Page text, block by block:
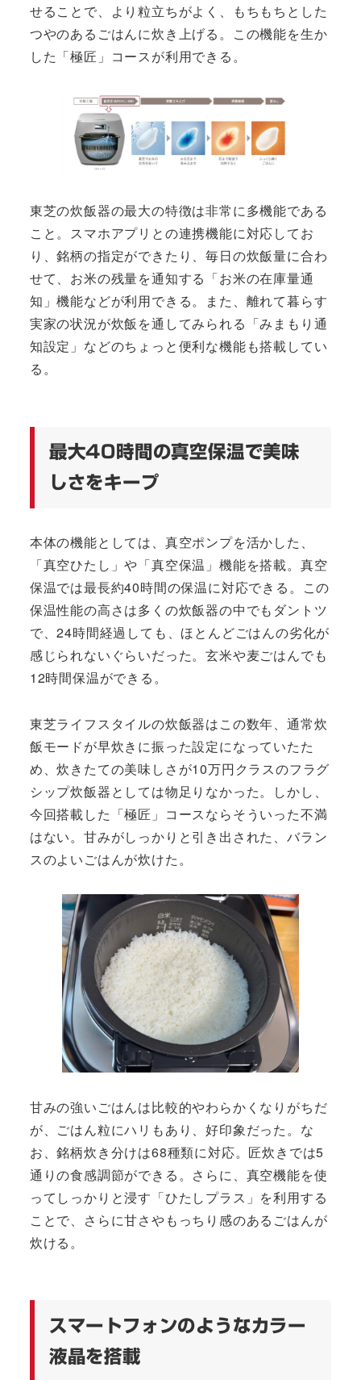
せることで、より粒立ちがよく、もちもちとした
つやのあるごはんに炊き上げる。この機能を生か
した「極匠」コースが利用できる。
東芝の炊飯器の最大の特徴は非常に多機能である
こと。スマホアプリとの連携機能に対応してお
り、銘柄の指定ができたり、毎日の炊飯量に合わ
せて、お米の残量を通知する「お米の在庫量通
知」機能などが利用できる。また、離れて暮らす
実家の状況が炊飯を通してみられる「みまもり通
知設定」などのちょっと便利な機能も搭載してい
る。
最大40時間の真空保温で美味
しさをキープ
本体の機能としては、真空ポンプを活かした、
「真空ひたし」や「真空保温」機能を搭載。真空
保温では最長約40時間の保温に対応できる。この
保温性能の高さは多くの炊飯器の中でもダントツ
で、24時間経過しても、ほとんどごはんの劣化が
感じられないぐらいだった。玄米や麦ごはんでも
12時間保温ができる。
東芝ライフスタイルの炊飯器はこの数年、通常炊
飯モードが早炊きに振った設定になっていたた
め、炊きたての美味しさが10万円クラスのフラグ
シップ炊飯器としては物足りなかった。しかし、
今回搭載した「極匠」コースならそういった不満
はない。甘みがしっかりと引き出された、バラン
スのよいごはんが炊けた。
甘みの強いごはんは比較的やわらかくなりがちだ
が、ごはん粒にハリもあり、好印象だった。な
お、銘柄炊き分けは68種類に対応。匠炊きでは5
通りの食感調節ができる。さらに、真空機能を使
ってしっかりと浸す「ひたしプラス」を利用する
ことで、さらに甘さやもっちり感のあるごはんが
炊ける。
スマートフォンのようなカラー
液晶を搭載